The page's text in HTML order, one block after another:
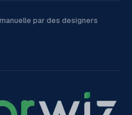
par des designers